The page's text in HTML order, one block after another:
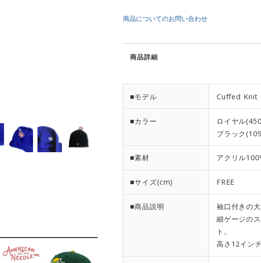
商品についてのお問い合わせ
商品詳細
■モデル Cuffed Knit
■カラー
ロイヤル
ブラック
■素材 アクリル
■サイズ(cm) FREE
■商品説明
袖口付きの
細ゲージの
ト。
高さ12イン